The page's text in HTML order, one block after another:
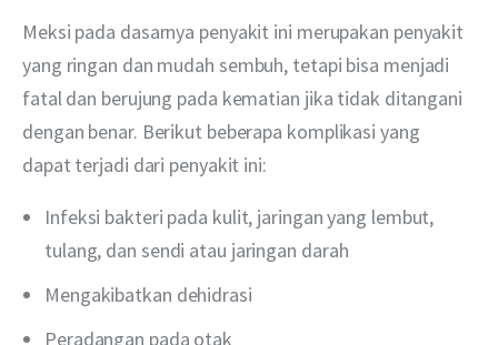
Meksi pada dasarnya penyakit ini merupakan penyakit
yang ringan dan mudah sembuh, tetapi bisa menjadi
fatal dan berujung pada kematian jika tidak ditangani
dengan benar. Berikut beberapa komplikasi yang
dapat terjadi dari penyakit ini:
Infeksi bakteri pada kulit, jaringan yang lembut,
tulang, dan sendi atau jaringan darah
Mengakibatkan dehidrasi
Peradangan pada otak